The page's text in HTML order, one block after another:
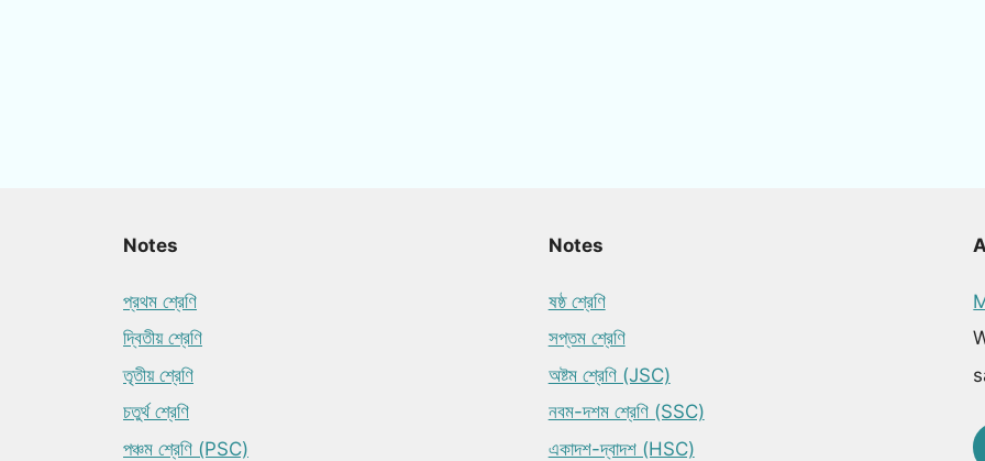
Notes
প্রথম শ্রেণি
দ্বিতীয় শ্রেণি
তৃতীয় শ্রেণি
চতুর্থ শ্রেণি
পঞ্চম শ্রেণি (PSC)
Notes
ষষ্ঠ শ্রেণি
সপ্তম শ্রেণি
অষ্টম শ্রেণি (JSC)
নবম-দশম শ্রেণি (SSC)
একাদশ-দ্বাদশ (HSC)